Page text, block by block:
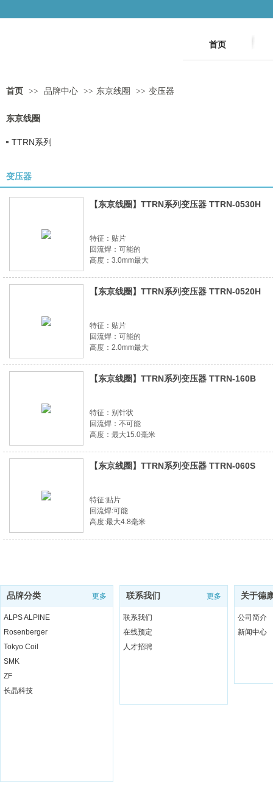
首页
首页 >> 品牌中心 >> 东京线圈 >> 变压器
东京线圈
TTRN系列
变压器
【东京线圈】TTRN系列变压器 TTRN-0530H
特征：贴片
回流焊：可能的
高度：3.0mm最大
【东京线圈】TTRN系列变压器 TTRN-0520H
特征：贴片
回流焊：可能的
高度：2.0mm最大
【东京线圈】TTRN系列变压器 TTRN-160B
特征：别针状
回流焊：不可能
高度：最大15.0毫米
【东京线圈】TTRN系列变压器 TTRN-060S
特征:贴片
回流焊:可能
高度:最大4.8毫米
关于德
公司简介
新闻中心
品牌分类 更多
ALPS ALPINE
Rosenberger
Tokyo Coil
SMK
ZF
长晶科技
联系我们 更多
联系我们
在线预定
人才招聘